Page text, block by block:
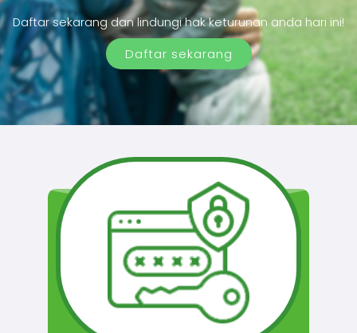
Daftar sekarang dan lindungi hak keturunan anda hari ini!
Daftar sekarang